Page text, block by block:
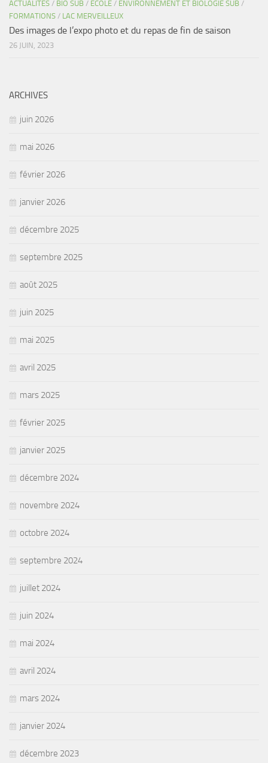
ACTUALITÉS / BIO SUB / ECOLE / ENVIRONNEMENT ET BIOLOGIE SUB /
FORMATIONS / LAC MERVEILLEUX
Des images de l’expo photo et du repas de fin de saison
26 JUIN, 2023
ARCHIVES
juin 2026
mai 2026
février 2026
janvier 2026
décembre 2025
septembre 2025
août 2025
juin 2025
mai 2025
avril 2025
mars 2025
février 2025
janvier 2025
décembre 2024
novembre 2024
octobre 2024
septembre 2024
juillet 2024
juin 2024
mai 2024
avril 2024
mars 2024
janvier 2024
décembre 2023